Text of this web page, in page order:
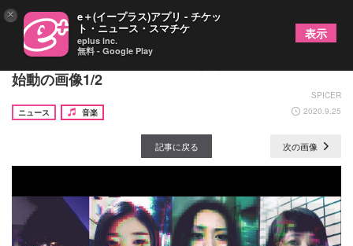
チリヌルヲワカのユウら尖りすぎ4人組・YAYYAYが
始動の画像1/2
SPICER
ニュース
音楽 2020.9.25
記事に戻る 次の画像
× e＋(イープラス)アプリ - チケッ
ト・ニュース・スマチケ
eplus inc.
無料 - Google Play
表示